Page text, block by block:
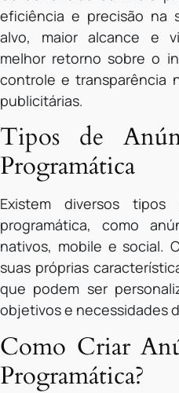
eficiência e precisão na
alvo, maior alcance e
melhor retorno sobre o
controle e transparência
publicitárias.
Tipos de
Programática
Existem diversos
programática, como
nativos, mobile e social.
suas próprias
que podem ser
objetivos e necessidades
Como Criar
Programática?